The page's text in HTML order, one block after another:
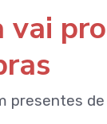
vai
presentes